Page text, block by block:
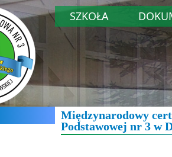
SZKOŁA
Międzynarodowy
Podstawowej nr 3 w